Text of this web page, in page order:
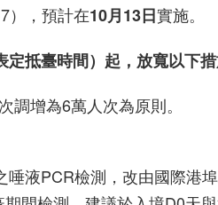
），預計在10月13日實施。
抵臺時間）起，放寬以下措
增為6萬人次為原則。
液PCR檢測，改由國際港